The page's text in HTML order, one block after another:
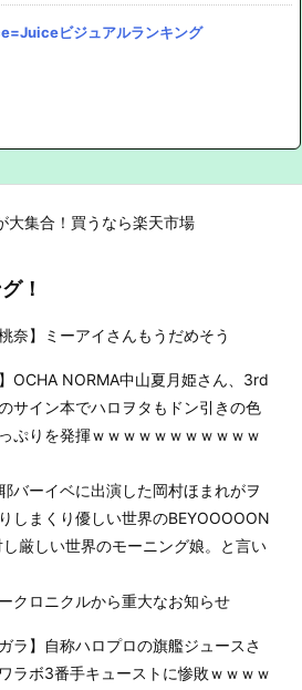
ビジュアルランキング
大集合！買うなら楽天市場
！
桃奈】ミーアイさんもうだめそう
】OCHA NORMA中山夏月姫さん、3rd
サイン本でハロヲタもドン引きの色
ぷりを発揮ｗｗｗｗｗｗｗｗｗｗｗ
バーイベに出演した岡村ほまれがヲ
しまくり優しい世界のBEYOOOOON
し厳しい世界のモーニング娘。と言い
クロニクルから重大なお知らせ
ガラ】自称ハロプロの旗艦ジュースさ
ラボ3番手キューストに惨敗ｗｗｗｗ